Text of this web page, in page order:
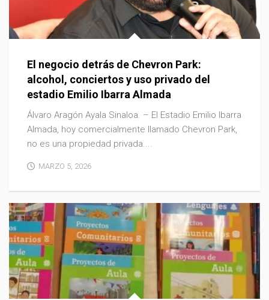
El negocio detrás de Chevron Park:
alcohol, conciertos y uso privado del
estadio Emilio Ibarra Almada
Álvaro Aragón Ayala Sinaloa. – El Estadio Emilio Ibarra
Almada, hoy comercialmente llamado Chevron Park,
no es una propiedad privada....
MARZO 5, 2026